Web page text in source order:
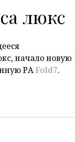
люкс
начало новую
РАFold7.